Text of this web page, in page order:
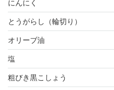
にんにく
とうがらし（輪切り）
オリーブ油
塩
粗びき黒こしょう